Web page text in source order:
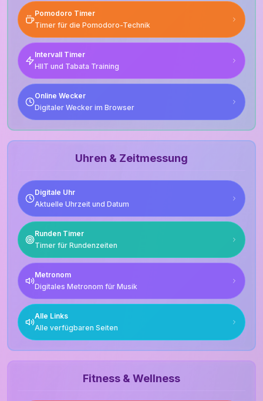
Pomodoro Timer
Timer für die Pomodoro-Technik
Intervall Timer
HIIT und Tabata Training
Online Wecker
Digitaler Wecker im Browser
Uhren & Zeitmessung
Digitale Uhr
Aktuelle Uhrzeit und Datum
Runden Timer
Timer für Rundenzeiten
Metronom
Digitales Metronom für Musik
Alle Links
Alle verfügbaren Seiten
Fitness & Wellness